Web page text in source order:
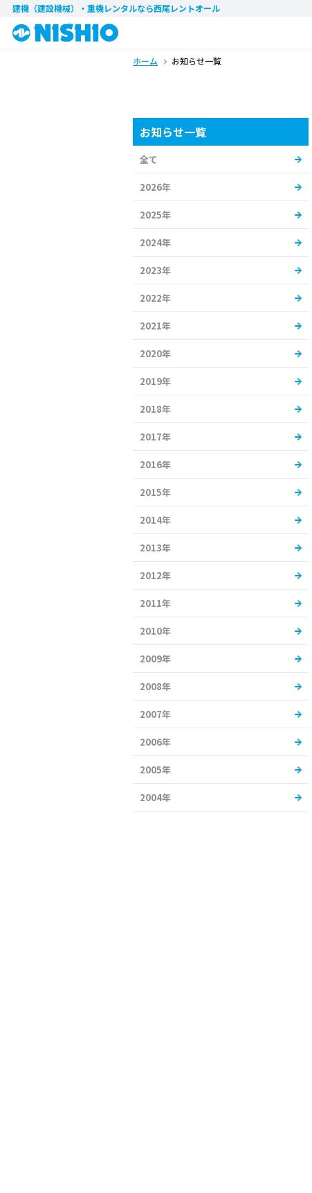
建機（建設機械）・重機レンタルなら西尾レントオール
ホーム お知らせ一覧
お知らせ一覧
全て
2026年
2025年
2024年
2023年
2022年
2021年
2020年
2019年
2018年
2017年
2016年
2015年
2014年
2013年
2012年
2011年
2010年
2009年
2008年
2007年
2006年
2005年
2004年